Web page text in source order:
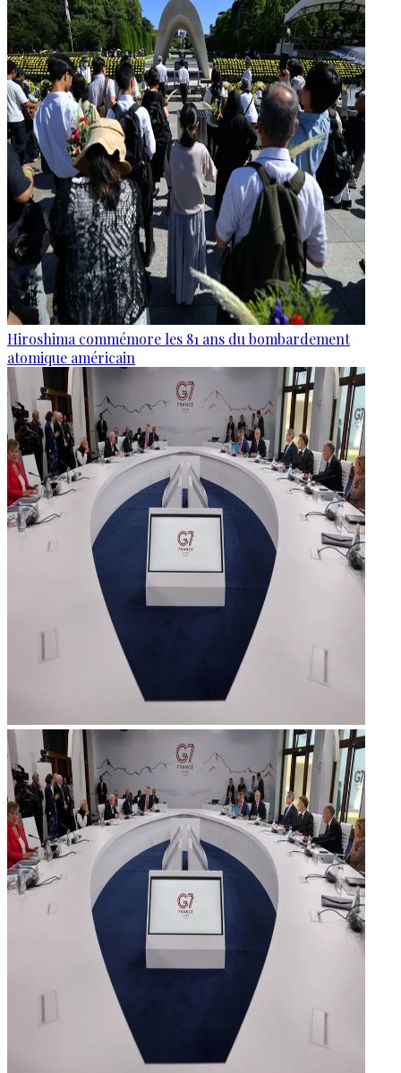
Hiroshima commémore les 81 ans du bombardement
atomique américain